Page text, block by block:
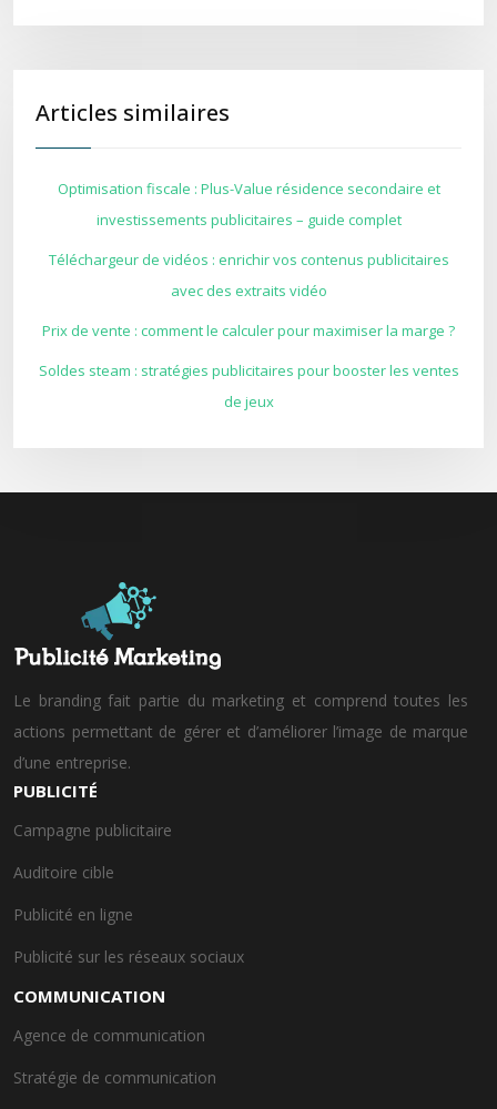
Articles similaires
Optimisation fiscale : Plus-Value résidence secondaire et
investissements publicitaires – guide complet
Téléchargeur de vidéos : enrichir vos contenus publicitaires
avec des extraits vidéo
Prix de vente : comment le calculer pour maximiser la marge ?
Soldes steam : stratégies publicitaires pour booster les ventes
de jeux
Le branding fait partie du marketing et comprend toutes les
actions permettant de gérer et d’améliorer l’image de marque
d’une entreprise.
PUBLICITÉ
Campagne publicitaire
Auditoire cible
Publicité en ligne
Publicité sur les réseaux sociaux
COMMUNICATION
Agence de communication
Stratégie de communication